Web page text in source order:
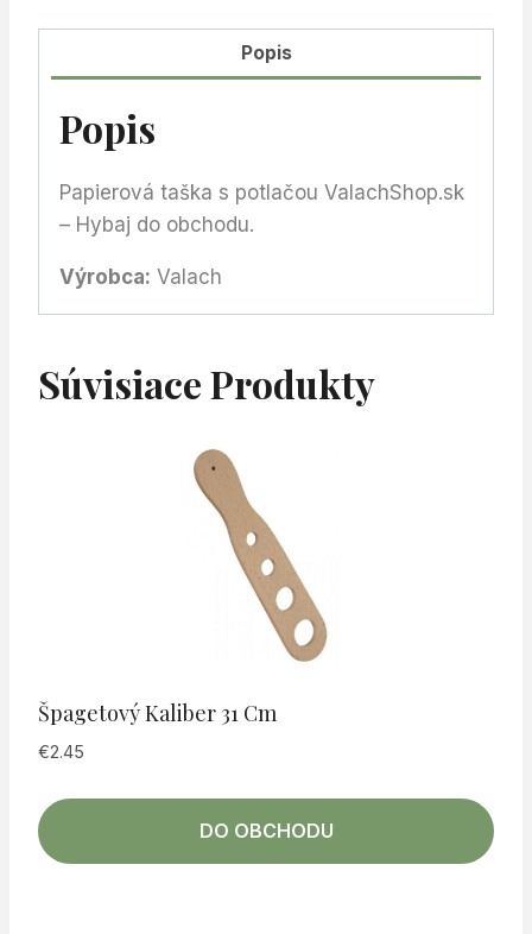
Popis
Popis
Papierová taška s potlačou ValachShop.sk
– Hybaj do obchodu.
Výrobca: Valach
Súvisiace Produkty
Špagetový Kaliber 31 Cm
€2.45
DO OBCHODU